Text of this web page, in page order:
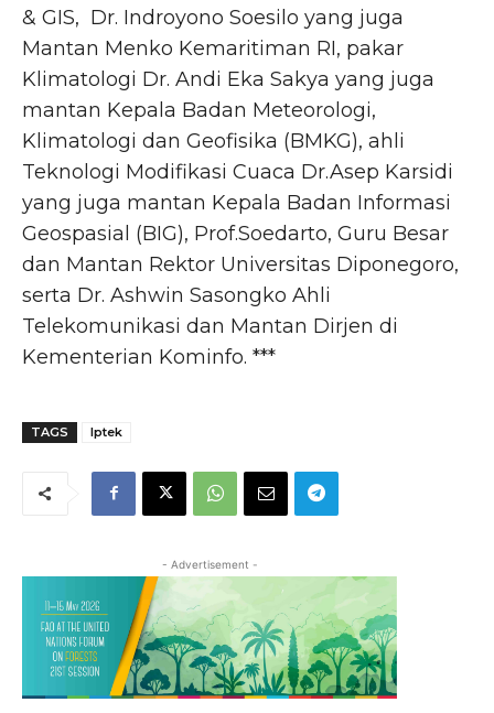
& GIS, Dr. Indroyono Soesilo yang juga
Mantan Menko Kemaritiman RI, pakar
Klimatologi Dr. Andi Eka Sakya yang juga
mantan Kepala Badan Meteorologi,
Klimatologi dan Geofisika (BMKG), ahli
Teknologi Modifikasi Cuaca Dr.Asep Karsidi
yang juga mantan Kepala Badan Informasi
Geospasial (BIG), Prof.Soedarto, Guru Besar
dan Mantan Rektor Universitas Diponegoro,
serta Dr. Ashwin Sasongko Ahli
Telekomunikasi dan Mantan Dirjen di
Kementerian Kominfo. ***
TAGS Iptek
- Advertisement -